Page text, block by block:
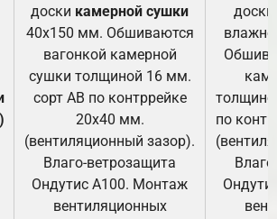
доски камерной сушки
40х150 мм. Обшиваются
вагонкой камерной
сушки толщиной 16 мм.
сорт АВ по контррейке
20х40 мм.
(вентиляционный зазор).
Влаго-ветрозащита
Ондутис А100. Монтаж
вентиляционных
доски
по